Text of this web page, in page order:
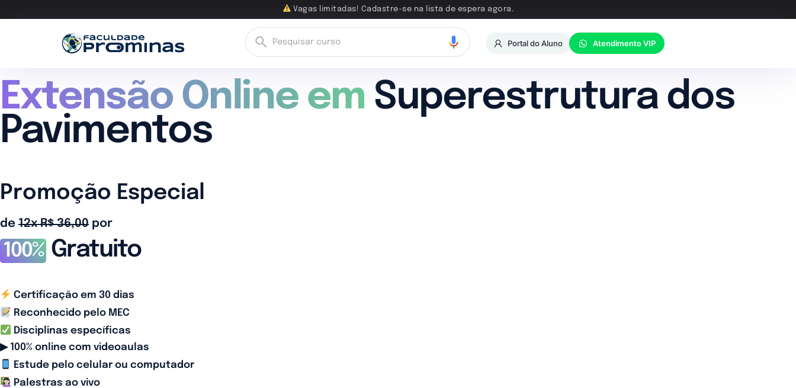
Vagas limitadas! Cadastre-se na lista de espera agora.
Portal do Aluno Atendimento VIP
Extensão Online em Superestrutura dos
Pavimentos
Promoção Especial
de 12x R$ 36,00 por
100% Gratuito
Certificação em 30 dias
Reconhecido pelo MEC
Disciplinas específicas
▶ 100% online com videoaulas
Estude pelo celular ou computador
Palestras ao vivo